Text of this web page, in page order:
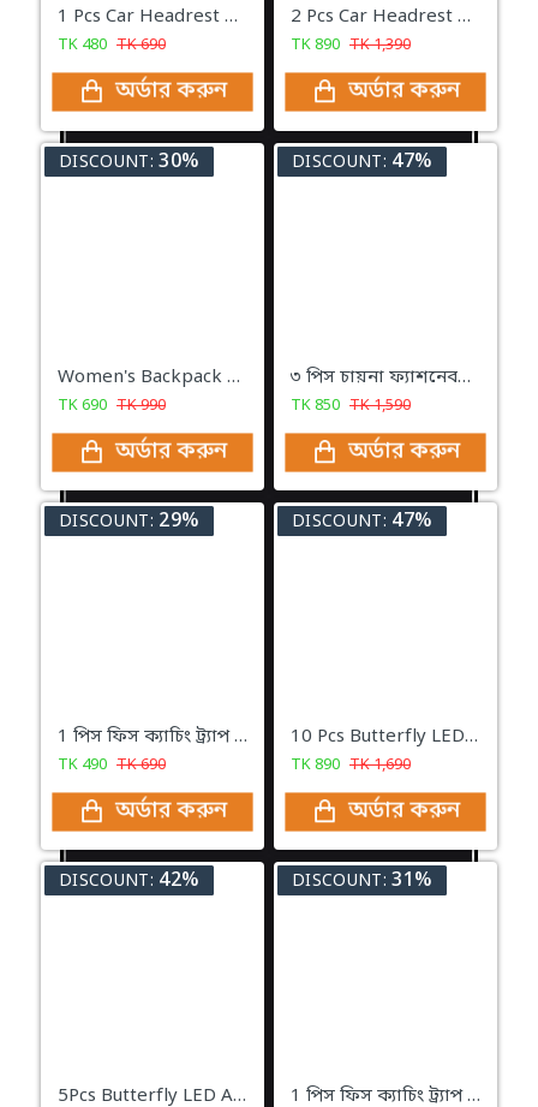
1 Pcs Car Headrest Tap Holder 2 in 1 Car Mobile Holder With Cup Holder And Back Seat Hook
TK 480 TK690
অর্ডার করুন
2 Pcs Car Headrest Tap Holder 2 in 1 Car Mobile Holder With Cup Holder And Back Seat Hook
TK890 TK1,390
অর্ডার করুন
DISCOUNT: 30%
Women's Backpack Small Shoulder Bag, Black Women's College Girls Backpack
TK690 TK990
অর্ডার করুন
DISCOUNT: 47%
৩ পিস চায়না ফ্যাশনেবলস ব্যাকপ্যাক কম্বো সেট
TK850 TK1,590
অর্ডার করুন
DISCOUNT: 29%
1 পিস ফিস ক্যাচিং ট্র্যাপ ৮ মাথা মাছ ধরা ফিসিং ট্রাপ
TK 490 TK690
অর্ডার করুন
DISCOUNT: 47%
10 Pcs Butterfly LED Adhesive Wall Decorative Light Beautiful Butterfly LED Light
TK890 TK1,690
অর্ডার করুন
DISCOUNT: 42%
5Pcs Butterfly LED Adhesive Wall Decorative Light Beautiful Butterfly LED Light
DISCOUNT: 31%
1 পিস ফিস ক্যাচিং ট্র্যাপ ৬ মাথা মাছ ধরা ফিসিং ট্রাপ